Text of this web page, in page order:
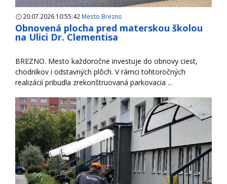
20.07.2026 10:55:42 Mesto Brezno
Obnovená plocha pred materskou školou
na Ulici Dr. Clementisa
BREZNO. Mesto každoročne investuje do obnovy ciest,
chodníkov i odstavných plôch. V rámci tohtoročných
realizácií pribudla zrekonštruovaná parkovacia ...